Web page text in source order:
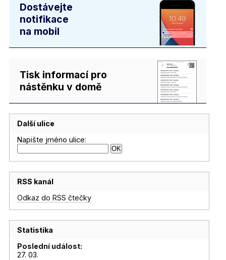
Dostávejte
notifikace
na mobil
Tisk informací pro
nástěnku v domě
Další ulice
Napište jméno ulice:
RSS kanál
Odkaz do RSS čtečky
Statistika
Poslední událost:
27. 03.